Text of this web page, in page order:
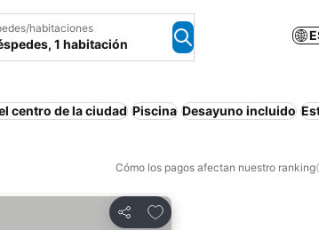
habitaciones
1 habitación
centro de la ciudad Piscina Desayuno incluido
Cómo los pagos afectan nuestro ranking
Compartir
Agregar a favoritos